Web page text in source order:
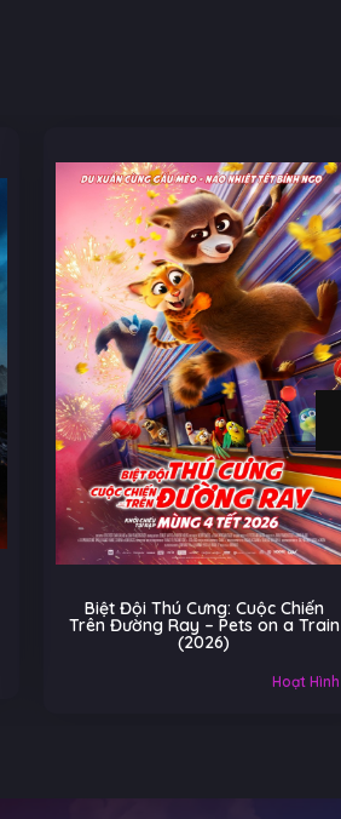
Biệt Đội Thú Cưng: Cuộc Chiến
Trên Đường Ray – Pets on a Train
(2026)
Hoạt Hình